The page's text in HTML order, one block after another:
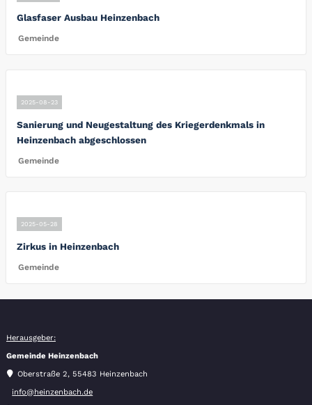
Glasfaser Ausbau Heinzenbach
Gemeinde
2025-08-23
Sanierung und Neugestaltung des Kriegerdenkmals in
Heinzenbach abgeschlossen
Gemeinde
2025-05-28
Zirkus in Heinzenbach
Gemeinde
Herausgeber:
Gemeinde Heinzenbach
Oberstraße 2, 55483 Heinzenbach
info@heinzenbach.de